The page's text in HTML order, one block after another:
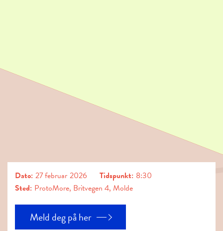
Dato: 27februar 2026 Tidspunkt: 8:30
Sted: ProtoMore, Britvegen 4, Molde
Meld deg på her